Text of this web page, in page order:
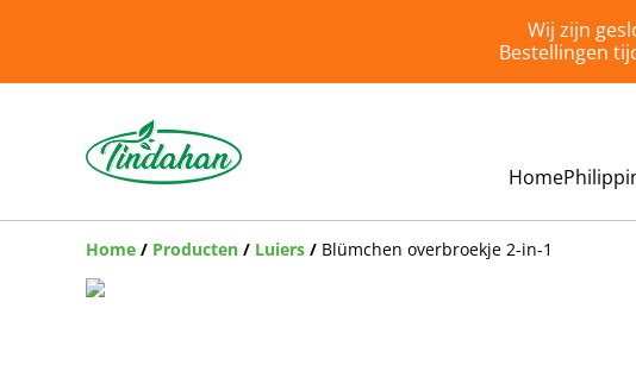
Wij zijn
Bestellingen
Home
Home / Producten / Luiers / Blümchen overbroekje 2-in-1